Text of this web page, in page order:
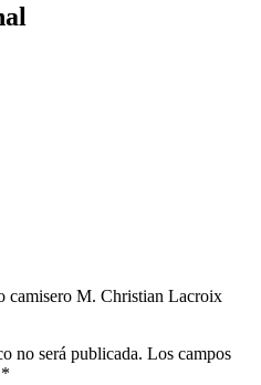
camisero M. Christian Lacroix
no será publicada. Los campos
*